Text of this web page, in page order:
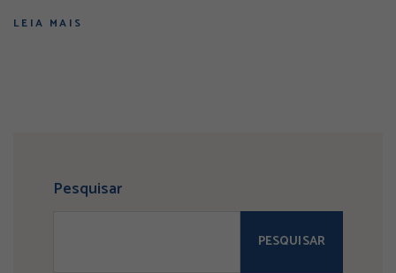
LEIA MAIS
Pesquisar
PESQUISAR